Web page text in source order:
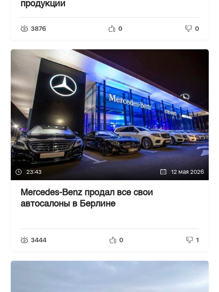
продукции
3876 0 0
23:43 12 мая 2026
Mercedes-Benz продал все свои
автосалоны в Берлине
3444 0 1